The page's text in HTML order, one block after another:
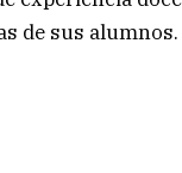
de sus alumnos.